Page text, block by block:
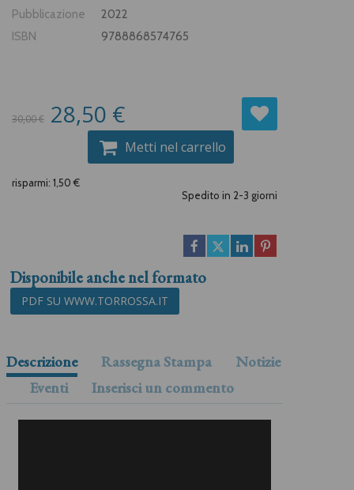
Pubblicazione
2022
ISBN
9788868574765
30,00 € 28,50 €
Metti nel carrello
risparmi: 1,50 €
Spedito in 2-3 giorni
Disponibile anche nel formato
PDF SU WWW.TORROSSA.IT
Descrizione Rassegna Stampa
Notizie
Eventi
Inserisci un commento